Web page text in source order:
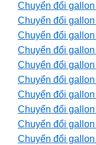
Chuyển đổi
Chuyển đổi
Chuyển đổi
Chuyển đổi
Chuyển đổi
Chuyển đổi
Chuyển đổi
Chuyển đổi
Chuyển đổi
Chuyển đổi